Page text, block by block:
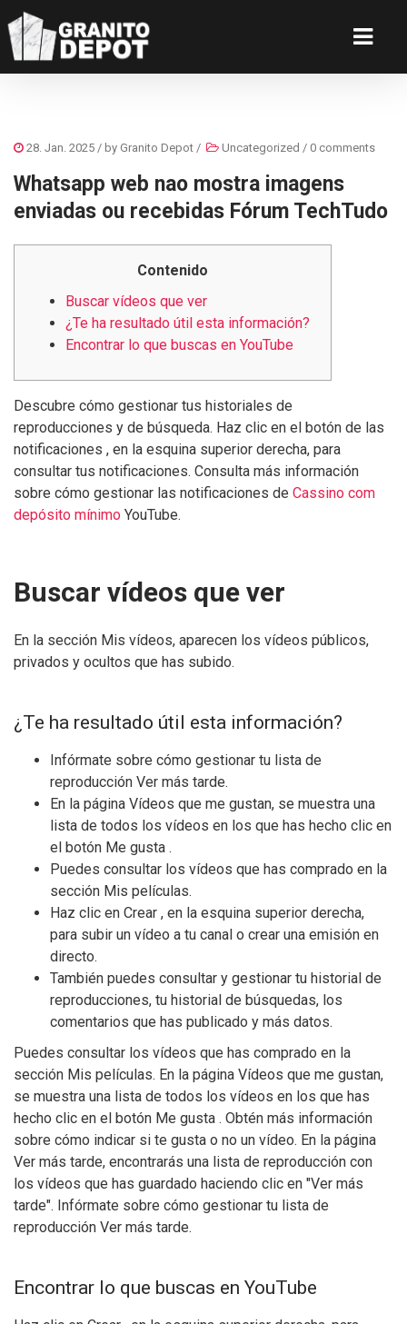
28. Jan. 2025 / by Granito Depot / Uncategorized / 0 comments
Whatsapp web nao mostra imagens
enviadas ou recebidas Fórum TechTudo
Contenido
Buscar vídeos que ver
¿Te ha resultado útil esta información?
Encontrar lo que buscas en YouTube
Descubre cómo gestionar tus historiales de
reproducciones y de búsqueda. Haz clic en el botón de las
notificaciones , en la esquina superior derecha, para
consultar tus notificaciones. Consulta más información
sobre cómo gestionar las notificaciones de Cassino com
depósito mínimo YouTube.
Buscar vídeos que ver
En la sección Mis vídeos, aparecen los vídeos públicos,
privados y ocultos que has subido.
¿Te ha resultado útil esta información?
Infórmate sobre cómo gestionar tu lista de
reproducción Ver más tarde.
En la página Vídeos que me gustan, se muestra una
lista de todos los vídeos en los que has hecho clic en
el botón Me gusta .
Puedes consultar los vídeos que has comprado en la
sección Mis películas.
Haz clic en Crear , en la esquina superior derecha,
para subir un vídeo a tu canal o crear una emisión en
directo.
También puedes consultar y gestionar tu historial de
reproducciones, tu historial de búsquedas, los
comentarios que has publicado y más datos.
Puedes consultar los vídeos que has comprado en la
sección Mis películas. En la página Vídeos que me gustan,
se muestra una lista de todos los vídeos en los que has
hecho clic en el botón Me gusta . Obtén más información
sobre cómo indicar si te gusta o no un vídeo. En la página
Ver más tarde, encontrarás una lista de reproducción con
los vídeos que has guardado haciendo clic en "Ver más
tarde". Infórmate sobre cómo gestionar tu lista de
reproducción Ver más tarde.
Encontrar lo que buscas en YouTube